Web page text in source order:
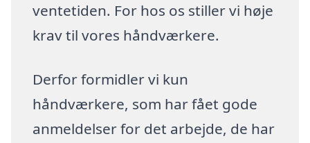
ventetiden. For hos os stiller vi høje
krav til vores håndværkere.
Derfor formidler vi kun
håndværkere, som har fået gode
anmeldelser for det arbejde, de har